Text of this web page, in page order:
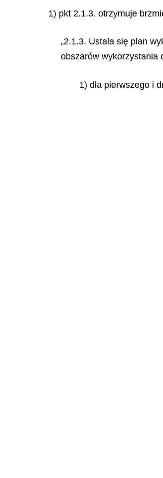
1) pkt 2.1.3. otrzymuje
„2.1.3. Ustala się plan
obszarów wykorzystania
1) dla pierwszego i